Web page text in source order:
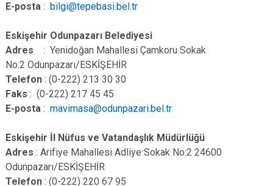
E-posta : bilgi@tepebasi.bel.tr
Eskişehir Odunpazarı Belediyesi
Adres : Yenidoğan Mahallesi Çamkoru Sokak
No:2 Odunpazarı/ESKİŞEHİR
Telefon : (0-222) 213 30 30
Faks : (0-222) 217 45 45
E-posta : mavimasa@odunpazari.bel.tr
Eskişehir İl Nüfus ve Vatandaşlık Müdürlüğü
Adres : Arifiye Mahallesi Adliye Sokak No:2 24600
Odunpazarı/ESKİŞEHİR
Telefon : (0-222) 220 67 95